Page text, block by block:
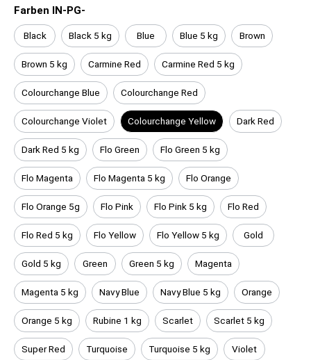
Farben IN-PG-
Black Black 5 kg Blue Blue 5 kg Brown
Brown 5 kg Carmine Red Carmine Red 5 kg
Colourchange Blue Colourchange Red
Colourchange Violet Colourchange Yellow Dark Red
Dark Red 5 kg Flo Green Flo Green 5 kg
Flo Magenta Flo Magenta 5 kg Flo Orange
Flo Orange 5g Flo Pink Flo Pink 5 kg Flo Red
Flo Red 5 kg Flo Yellow Flo Yellow 5 kg Gold
Gold 5 kg Green Green 5 kg Magenta
Magenta 5 kg Navy Blue Navy Blue 5 kg Orange
Orange 5 kg Rubine 1 kg Scarlet Scarlet 5 kg
Super Red Turquoise Turquoise 5 kg Violet